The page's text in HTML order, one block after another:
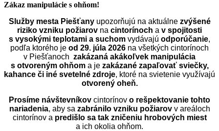
Zákaz manipulácie s ohňom!
Služby mesta Piešťanyupozorňujú na aktuálne zvýšené
riziko vzniku požiarov na cintorínoch a v spojitosti
s vysokými teplotami a suchom vydávajú odporúčanie,
podľa ktorého je od 29. júla 2026 na všetkých cintorínoch
v Piešťanoch zakázaná akákoľvek manipulácia
s otvoreným ohňoma je zakázané zapaľovať sviečky,
kahance či iné svetelné zdroje, ktoré na svietenie využívajú
otvorený oheň.
Prosíme návštevníkov cintorínov o rešpektovanie tohto
nariadenia, aby sa zabránilo vzniku požiarovv areáloch
cintorínov a predišlo sa tak zničeniu hrobových miest
a ich okolia ohňom.